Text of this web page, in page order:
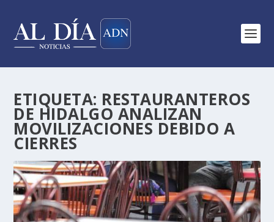
ETIQUETA: RESTAURANTEROS
DE HIDALGO ANALIZAN
MOVILIZACIONES DEBIDO A
CIERRES